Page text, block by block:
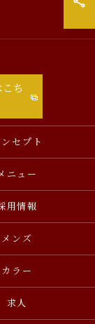
ち
ンセプト
ニュー
用情報
メンズ
カラー
求人